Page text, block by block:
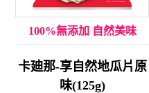
100%無添加 自然美味
卡廸那-享自然地瓜片原
味(125g)